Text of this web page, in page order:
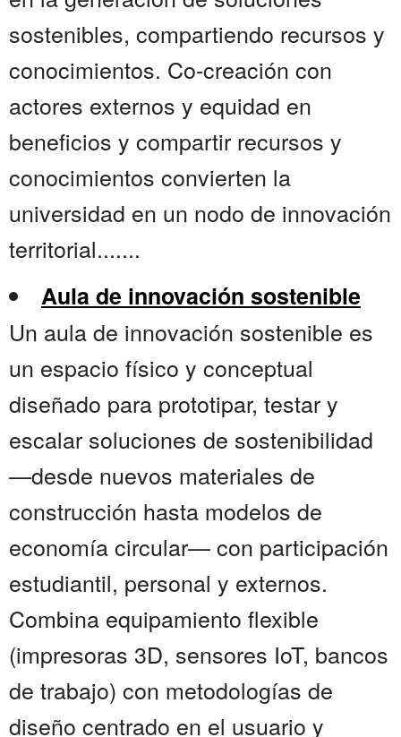
sostenibles, compartiendo recursos y
conocimientos. Co-creación con
actores externos y equidad en
beneficios y compartir recursos y
conocimientos convierten la
universidad en un nodo de innovación
territorial.......
Aula de innovación sostenible
Un aula de innovación sostenible es
un espacio físico y conceptual
diseñado para prototipar, testar y
escalar soluciones de sostenibilidad
—desde nuevos materiales de
construcción hasta modelos de
economía circular— con participación
estudiantil, personal y externos.
Combina equipamiento flexible
(impresoras 3D, sensores IoT, bancos
de trabajo) con metodologías de
diseño centrado en el usuario y